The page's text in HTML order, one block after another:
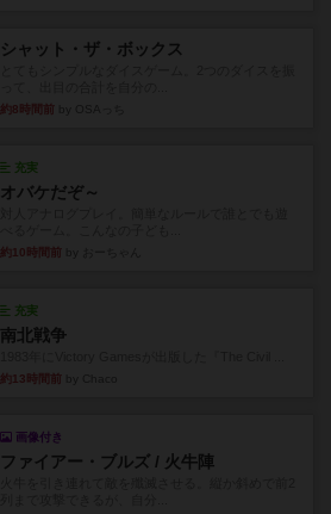
シャット・ザ・ボックス
約8時間前
充実
オバケだぞ～
約10時間前
充実
南北戦争
約13時間前
画像付き
ファイアー・ブルズ / 火牛陣